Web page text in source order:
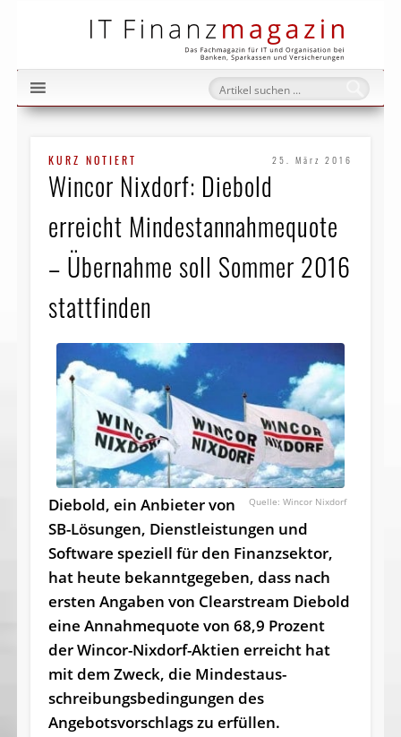
KURZ NOTIERT 25. März 2016
Wincor Nixdorf: Diebold
erreicht Mindestannahme­quote
– Übernahme soll Sommer 2016
stattfinden
Wincor Nixdorf
Diebold, ein Anbieter von
SB-Lösungen, Dienstleistungen und
Software speziell für den Finanzsektor,
hat heute bekanntgegeben, dass nach
ersten Angaben von Clearstream Diebold
eine Annahmequote von 68,9 Prozent
der Wincor-Nixdorf-Aktien erreicht hat
mit dem Zweck, die Mindest­aus­
schreibungs­bedingungen des
Angebotsvorschlags zu erfüllen.